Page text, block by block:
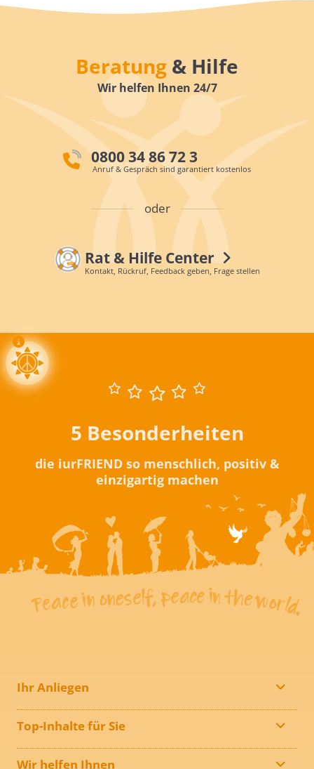
Beratung & Hilfe
Wir helfen Ihnen 24/7
0800 34 86 72 3
Anruf & Gespräch sind garantiert kostenlos
oder
Rat & Hilfe Center
Kontakt, Rückruf, Feedback geben, Frage stellen
5 Besonderheiten
die iurFRIEND so menschlich, positiv &
einzigartig machen
Ihr Anliegen
Top-Inhalte für Sie
Wir helfen Ihnen